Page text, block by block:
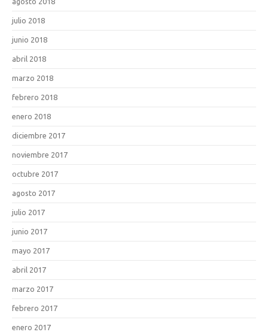
julio 2018
junio 2018
abril 2018
marzo 2018
febrero 2018
enero 2018
diciembre 2017
noviembre 2017
octubre 2017
agosto 2017
julio 2017
junio 2017
mayo 2017
abril 2017
marzo 2017
febrero 2017
enero 2017